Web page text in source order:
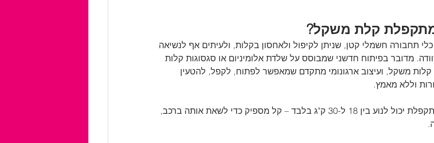
מתקפלת קלת משקל?
תחבורה חשמלי קטן, שניתן לקיפול ולאחסון בקלות, ולעיתים אף לנשיאה
מדובר בפיתוח חדשני שמבוסס על שלדת אלומיניום או סגסוגות קלות
קלות משקל, ועיצוב ארגונומי מתקדם שמאפשר לפתוח, לקפל, להטעין
וללא מאמץ.
משקלה של קלנועית מתקפלת יכול לנוע בין 18 ל-30 ק"ג בלבד – קל מספיק כדי לשאת אותה ברכב,